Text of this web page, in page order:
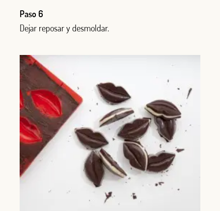
Paso 6
Dejar reposar y desmoldar.